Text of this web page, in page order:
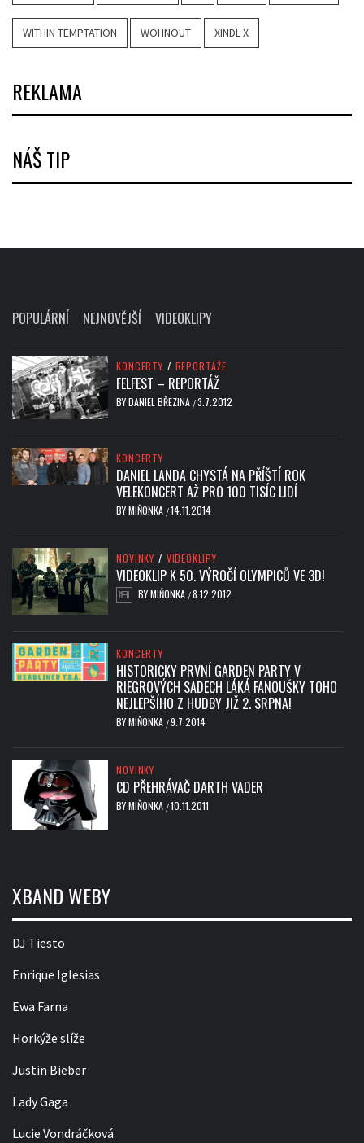
WITHIN TEMPTATION WOHNOUT XINDL X
REKLAMA
NÁŠ TIP
POPULÁRNÍ NEJNOVĚJŠÍ VIDEOKLIPY
KONCERTY / REPORTÁŽE
FELFEST – REPORTÁŽ
BYDANIEL BŘEZINA /3.7.2012
KONCERTY
DANIEL LANDA CHYSTÁ NA PŘÍŠTÍ ROK
VELEKONCERT AŽ PRO 100 TISÍC LIDÍ
BYMIŇONKA /14.11.2014
NOVINKY / VIDEOKLIPY
VIDEOKLIP K 50. VÝROČÍ OLYMPICŮ VE 3D!
BYMIŇONKA /8.12.2012
KONCERTY
HISTORICKY PRVNÍ GARDEN PARTY V
RIEGROVÝCH SADECH LÁKÁ FANOUŠKY TOHO
NEJLEPŠÍHO Z HUDBY JIŽ 2. SRPNA!
BYMIŇONKA /9.7.2014
NOVINKY
CD PŘEHRÁVAČ DARTH VADER
BYMIŇONKA /10.11.2011
XBAND WEBY
DJ Tiësto
Enrique Iglesias
Ewa Farna
Horkýže slíže
Justin Bieber
Lady Gaga
Lucie Vondráčková